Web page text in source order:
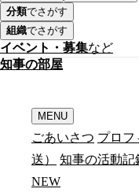
分類でさがす
組織でさがす
イベント・募集など
知事の部屋
MENU
ごあいさつ プロフ
送）
知事の活動記
NEW